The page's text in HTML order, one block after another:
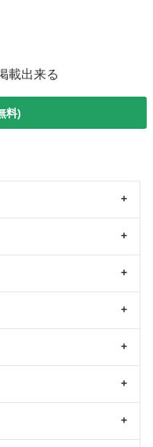
載出来る
料)